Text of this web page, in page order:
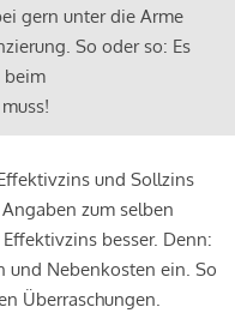
gern unter die Arme
So oder so: Es
beim
und Sollzins
zum selben
besser. Denn:
und Nebenkosten ein. So
Überraschungen.